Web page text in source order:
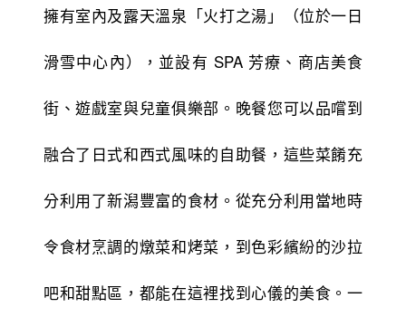
擁有室內及露天溫泉「火打之湯」（位於一日
滑雪中心內），並設有 SPA 芳療、商店美食
街、遊戲室與兒童俱樂部。晚餐您可以品嚐到
融合了日式和西式風味的自助餐，這些菜餚充
分利用了新潟豐富的食材。從充分利用當地時
令食材烹調的燉菜和烤菜，到色彩繽紛的沙拉
吧和甜點區，都能在這裡找到心儀的美食。一